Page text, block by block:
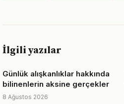
İlgili yazılar
Günlük alışkanlıklar hakkında
bilinenlerin aksine gerçekler
8 Ağustos 2026